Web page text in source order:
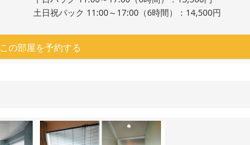
土日祝パック 11:00～17:00（6時間）：14,500円
この部屋を予約する